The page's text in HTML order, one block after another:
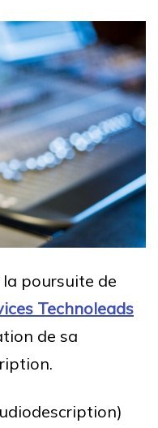
la poursuite de
Technoleads
de sa